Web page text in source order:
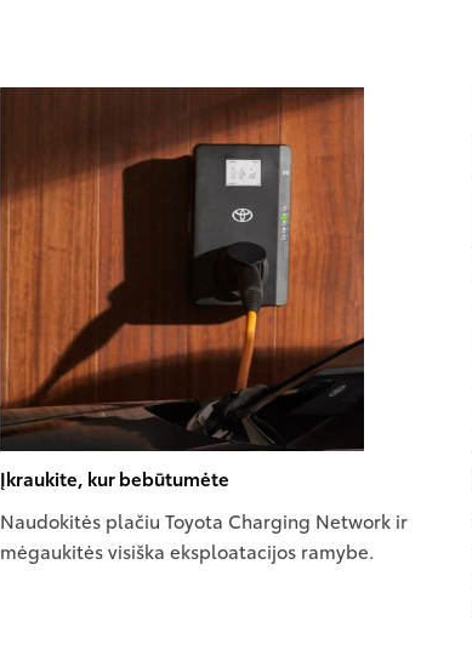
Įkraukite, kur bebūtumėte
Naudokitės plačiu Toyota Charging Network ir
mėgaukitės visiška eksploatacijos ramybe.